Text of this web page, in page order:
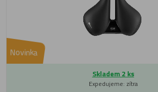
Novinka
Skladem 2 ks
Expedujeme: zítra